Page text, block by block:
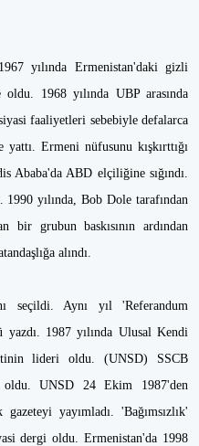
yılında Ermenistan'daki gizli
1968 yılında UBP arasında
faaliyetleri sebebiyle defalarca
yattı. Ermeni nüfusunu kışkırttığı
Ababa'da ABD elçiliğine sığındı.
1990 yılında, Bob Dole tarafından
bir grubun baskısının ardından
alındı.
seçildi. Aynı yıl 'Referandum
1987 yılında Ulusal Kendi
lideri oldu. (UNSD) SSCB
oldu. UNSD 24 Ekim 1987'den
yayımladı. 'Bağımsızlık'
dergi oldu. Ermenistan'da 1998